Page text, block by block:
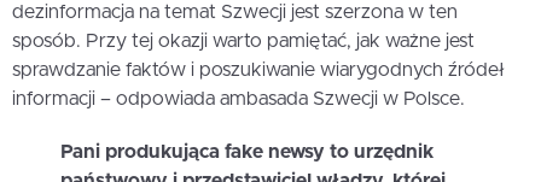
dezinformacja na temat Szwecji jest szerzona w ten
sposób. Przy tej okazji warto pamiętać, jak ważne jest
sprawdzanie faktów i poszukiwanie wiarygodnych źródeł
informacji – odpowiada ambasada Szwecji w Polsce.
Pani produkująca fake newsy to urzędnik